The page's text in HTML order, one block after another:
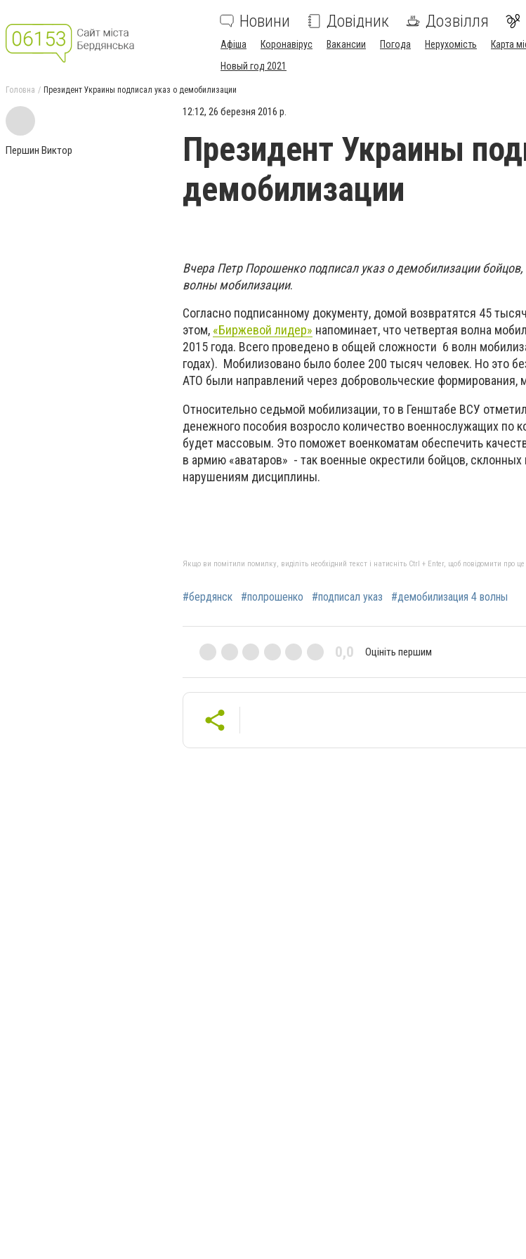
Новини Довідник Дозвілля
Афіша Коронавірус Вакансии Погода Нерухомість Карта
Новый год 2021
Головна Президент Украины подписал указ о демобилизации
Першин Виктор
12:12, 26 березня 2016 р.
Президент Украины
демобилизации
Вчера Петр Порошенко подписал указ о демобилизации
волны мобилизации.
Согласно подписанному документу, домой возвратятся 45
этом, «Биржевой лидер» напоминает, что четвертая волна
2015 года. Всего проведено в общей сложности 6 волн
годах). Мобилизовано было более 200 тысяч человек. Но это
АТО были направлений через добровольческие формирования,
Относительно седьмой мобилизации, то в Генштабе ВСУ
денежного пособия возросло количество военнослужащих по
будет массовым. Это поможет военкоматам обеспечить
в армию «аватаров» - так военные окрестили бойцов, склонных
нарушениям дисциплины.
Якщо ви помітили помилку, виділіть необхідний текст і натисніть Ctrl + Enter, щоб повідомити про
#бердянск #полрошенко #подписал указ #демобилизация 4 волны
0,0 Оцініть першим